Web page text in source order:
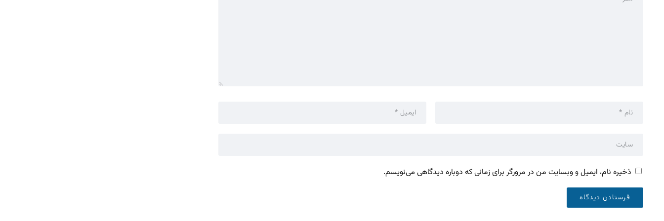
ذخیره نام، ایمیل و وبسایت من در مرورگر برای زمانی که دوباره دیدگاهی می‌نویسم.